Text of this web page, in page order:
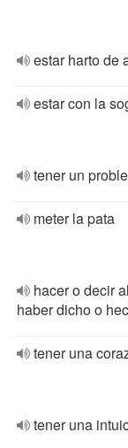
estar harto de
estar con la
tener un
meter la pata
hacer o decir
haber dicho o
tener una
tener una